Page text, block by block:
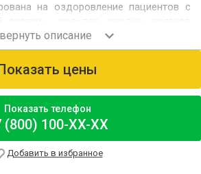
на оздоровление пациентов с
системы, сосудов, сердца, органов
лечения и отдыха гости могут
поиграть в спортивные игры или
в бассейне или просто прогуляться по
территории комплекса. Также
обслуживание для желающих
уголки Крыма.
и пациентов предлагаются
местные и 3-местные номера,
цены
Показать телефон
(800) 100-XX-XX
Добавить в избранное